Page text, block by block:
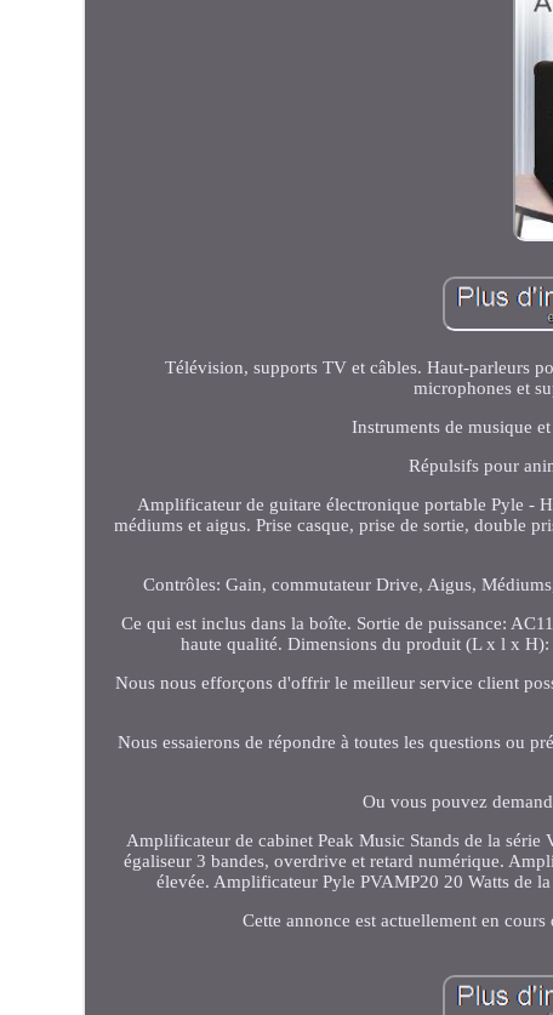
Télévision, supports TV et câbles. Haut-parleurs
microphones et
Instruments de musique
Répulsifs pour
Amplificateur de guitare électronique portable Pyle -
médiums et aigus. Prise casque, prise de sortie, double
Contrôles: Gain, commutateur Drive, Aigus,
Ce qui est inclus dans la boîte. Sortie de puissance:
haute qualité. Dimensions du produit (L x l x
Nous nous efforçons d'offrir le meilleur service client
Nous essaierons de répondre à toutes les questions ou
Ou vous pouvez
Amplificateur de cabinet Peak Music Stands de la
égaliseur 3 bandes, overdrive et retard numérique.
élevée. Amplificateur Pyle PVAMP20 20 Watts de
Cette annonce est actuellement en